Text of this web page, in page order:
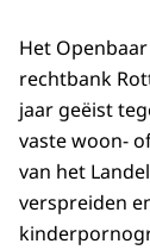
Het
rechtbank
jaar geëist
vaste woon-
van het
verspreiden